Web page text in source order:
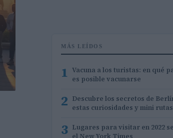
MÁS LEÍDOS
1 Vacuna a los turistas: en qué
es posible vacunarse
2 Descubre los secretos de
estas curiosidades y mini rutas
3 Lugares para visitar en 2022
el New York Times